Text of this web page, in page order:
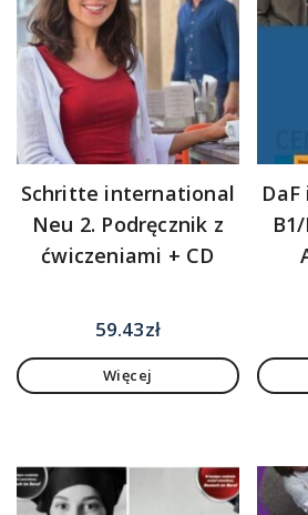
Schritte international
Neu 2. Podręcznik z
ćwiczeniami + CD
59.43zł
Więcej